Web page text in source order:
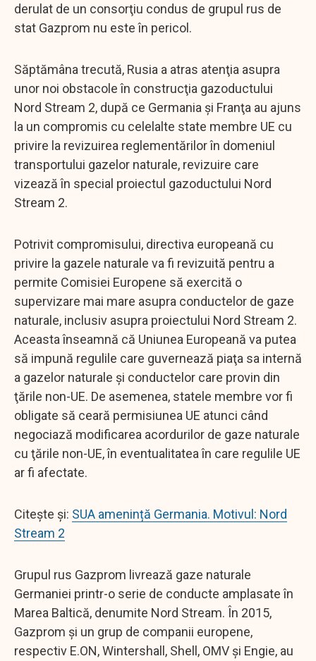
derulat de un consorţiu condus de grupul rus de
stat Gazprom nu este în pericol.
Săptămâna trecută, Rusia a atras atenţia asupra
unor noi obstacole în construcţia gazoductului
Nord Stream 2, după ce Germania şi Franţa au ajuns
la un compromis cu celelalte state membre UE cu
privire la revizuirea reglementărilor în domeniul
transportului gazelor naturale, revizuire care
vizează în special proiectul gazoductului Nord
Stream 2.
Potrivit compromisului, directiva europeană cu
privire la gazele naturale va fi revizuită pentru a
permite Comisiei Europene să exercită o
supervizare mai mare asupra conductelor de gaze
naturale, inclusiv asupra proiectului Nord Stream 2.
Aceasta înseamnă că Uniunea Europeană va putea
să impună regulile care guvernează piaţa sa internă
a gazelor naturale şi conductelor care provin din
ţările non-UE. De asemenea, statele membre vor fi
obligate să ceară permisiunea UE atunci când
negociază modificarea acordurilor de gaze naturale
cu ţările non-UE, în eventualitatea în care regulile UE
ar fi afectate.
Citește și: SUA amenință Germania. Motivul: Nord
Stream 2
Grupul rus Gazprom livrează gaze naturale
Germaniei printr-o serie de conducte amplasate în
Marea Baltică, denumite Nord Stream. În 2015,
Gazprom şi un grup de companii europene,
respectiv E.ON, Wintershall, Shell, OMV şi Engie, au